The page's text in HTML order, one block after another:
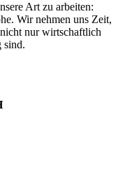
Art zu arbeiten:
Wir nehmen uns Zeit,
nur wirtschaftlich
sind.